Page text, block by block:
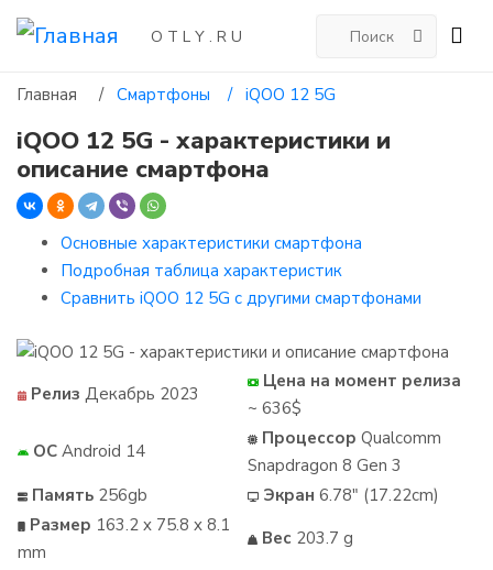
O T L Y . R U
Главная / Смартфоны / iQOO 12 5G
iQOO 12 5G - характеристики и
описание смартфона
Основные характеристики смартфона
Подробная таблица характеристик
Сравнить iQOO 12 5G с другими смартфонами
Релиз Декабрь 2023
Цена на момент релиза
~ 636$
ОС Android 14
Процессор Qualcomm
Snapdragon 8 Gen 3
Память 256gb Экран 6.78" (17.22cm)
Размер 163.2 x 75.8 x 8.1
mm
Вес 203.7 g